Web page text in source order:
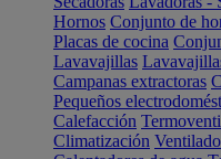
Hornos Conjunto de
Placas de cocina
Lavavajillas
Campanas extractoras
Pequeños
Calefacción
Climatización